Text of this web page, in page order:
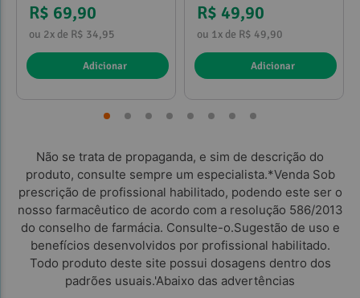
R$ 69,90
ou 2x de R$ 34,95
Adicionar
R$ 49,90
ou 1x de R$ 49,90
Adicionar
Não se trata de propaganda, e sim de descrição do
produto, consulte sempre um especialista.*Venda Sob
prescrição de profissional habilitado, podendo este ser o
nosso farmacêutico de acordo com a resolução 586/2013
do conselho de farmácia. Consulte-o.Sugestão de uso e
benefícios desenvolvidos por profissional habilitado.
Todo produto deste site possui dosagens dentro dos
padrões usuais.'Abaixo das advertências